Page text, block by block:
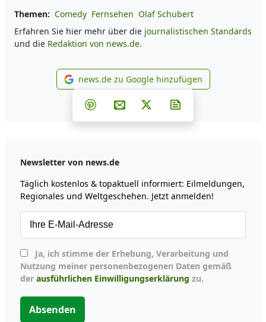
Themen: Comedy Fernsehen Olaf Schubert
Erfahren Sie hier mehr über die journalistischen Standards
und die Redaktion von news.de.
news.de zu Google
news.de zu Google hinzufügen
Teilen auf Facebook
Teilen auf Whatsapp
Teilen auf Telegram
Teilen auf Pinterest
Per E-Mail teilen
Post auf X
Newsletter von news.de
Täglich kostenlos & topaktuell informiert: Eilmeldungen,
Regionales und Weltgeschehen. Jetzt anmelden!
Nutzung meiner personenbezogenen Daten gemäß
der ausführlichen Einwilligungserklärung zu.
Absenden